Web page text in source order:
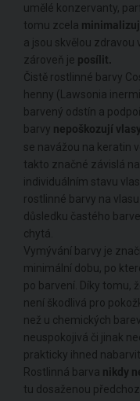
umělé konzervanty,
tomu zcela
a jsou skvělou zdravou
zároveň je posílit.
Čistě rostlinné barvy
henny (Lawsonia
barvený odstín a
barvy nepoškozují vlasy
se navážou na keratin
takto značné závislá
individuálním stavu
rostlinné barvy na
důsledku častého
chytá.
Vymývání barvy je
minimální dobu, po
po barvení. Díky tomu,
není škodlivá pro
než u chemických
neuspokojivá či jinak
prakticky ihned
Rostlinná barva nikdy
tu dosaženou